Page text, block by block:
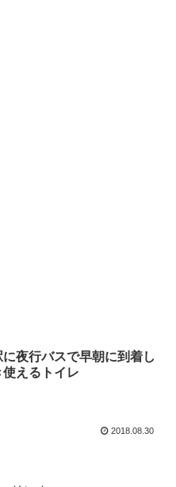
に夜行バスで早朝に到着し
使えるトイレ
2018.08.30